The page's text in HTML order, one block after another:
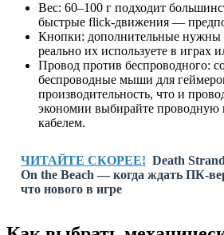
Вес: 60–100 г подходит
быстрые flick-движения —
Кнопки: дополнительные нужны
реально их используете в играх
Провод против беспроводного:
беспроводные мыши для
производительность, что и
экономии выбирайте проводную
кабелем.
ЧИТАЙТЕ СКОРЕЕ! Death
On the Beach — когда ждать ПК-
что нового в игре